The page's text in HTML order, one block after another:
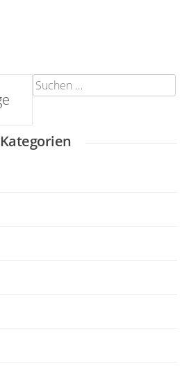
Suchen
nach:
Kategorien